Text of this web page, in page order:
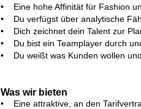
• Eine hohe Affinität für Fashion
• Du verfügst über analytische
• Dich zeichnet dein Talent zur
• Du bist ein Teamplayer durch
• Du weißt was Kunden wollen
Was wir bieten
• Eine attraktive, an den